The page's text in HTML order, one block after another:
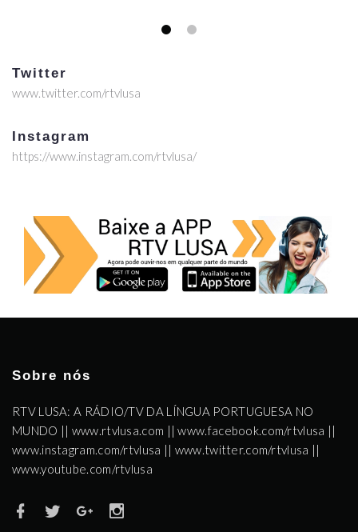
Twitter
www.twitter.com/rtvlusa
Instagram
https://www.instagram.com/rtvlusa/
Sobre nós
RTV LUSA: A RÁDIO/TV DA LÍNGUA PORTUGUESA NO
MUNDO || www.rtvlusa.com || www.facebook.com/rtvlusa ||
www.instagram.com/rtvlusa || www.twitter.com/rtvlusa ||
www.youtube.com/rtvlusa